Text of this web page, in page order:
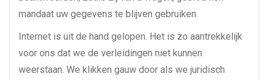
mandaat uw gegevens te blijven gebruiken.
Internet is uit de hand gelopen. Het is zo aantrekkelijk
voor ons dat we de verleidingen niet kunnen
weerstaan. We klikken gauw door als we juridisch